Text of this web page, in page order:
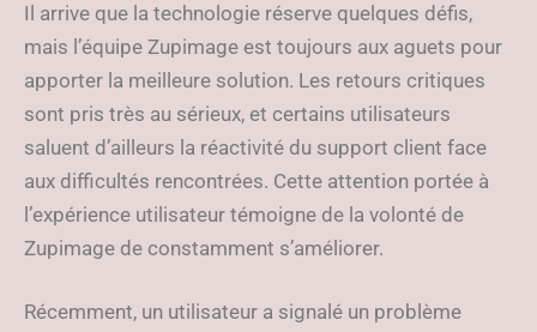
Il arrive que la technologie réserve quelques défis,
mais l’équipe Zupimage est toujours aux aguets pour
apporter la meilleure solution. Les retours critiques
sont pris très au sérieux, et certains utilisateurs
saluent d’ailleurs la réactivité du support client face
aux difficultés rencontrées. Cette attention portée à
l’expérience utilisateur témoigne de la volonté de
Zupimage de constamment s’améliorer.
Récemment, un utilisateur a signalé un problème